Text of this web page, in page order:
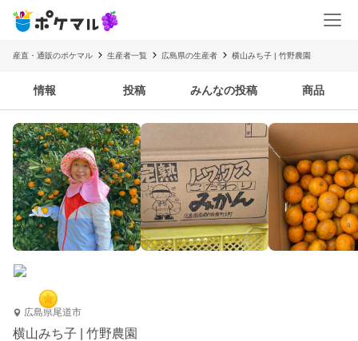
産直・通販のポケマル 生産者一覧 広島県の生産者 横山みち子 | 竹野農園
情報 投稿 みんなの投稿 商品
広島県尾道市
横山みち子 | 竹野農園